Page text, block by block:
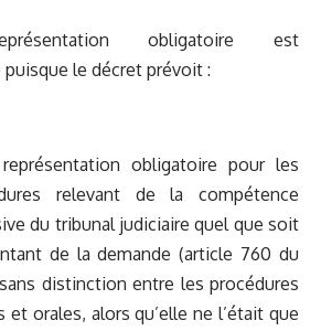
obligatoire est
le décret prévoit :
obligatoire pour les
relevant de la compétence
du tribunal judiciaire quel que soit
de la demande (article 760 du
sans distinction entre les procédures
et orales, alors qu’elle ne l’était que